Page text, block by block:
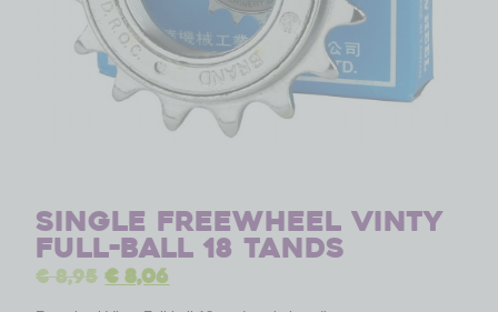
Single freewheel Vinty
Full-ball 18 tands
€8,95 €8,06